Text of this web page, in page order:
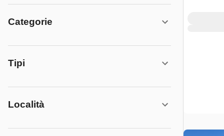
Categorie
Tipi
Località